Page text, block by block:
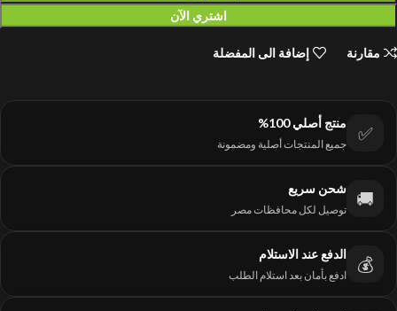
اشتري الآن
مقارنة إضافة الى المفضلة
✅ منتج أصلي 100%
جميع المنتجات أصلية ومضمونة
🚚 شحن سريع
توصيل لكل محافظات مصر
💰 الدفع عند الاستلام
ادفع بأمان بعد استلام الطلب